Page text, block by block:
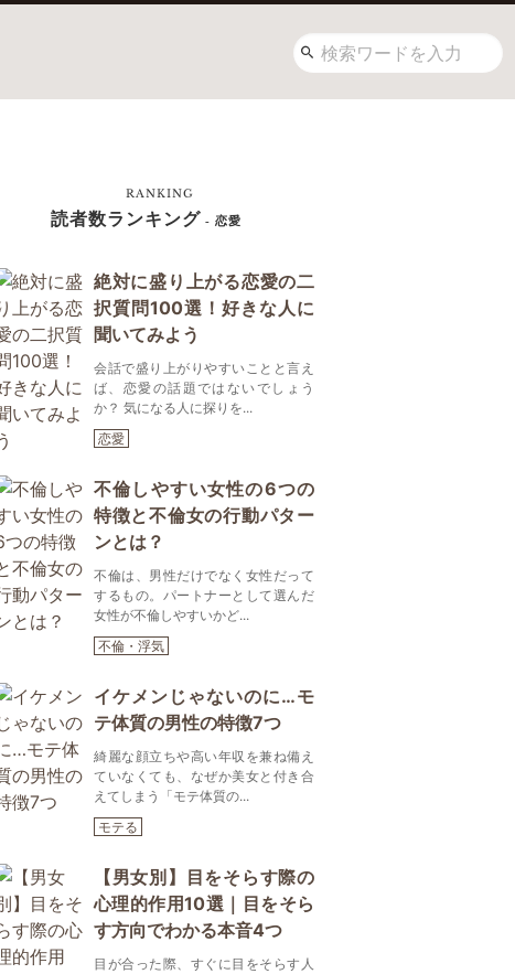
RANKING
読者数ランキング - 恋愛
絶対に盛り上がる恋愛の二
択質問100選！好きな人に
聞いてみよう
会話で盛り上がりやすいことと言え
ば、恋愛の話題ではないでしょう
か？ 気になる人に探りを...
恋愛
不倫しやすい女性の6つの
特徴と不倫女の行動パター
ンとは？
不倫は、男性だけでなく女性だって
するもの。パートナーとして選んだ
女性が不倫しやすいかど...
不倫・浮気
イケメンじゃないのに…モ
テ体質の男性の特徴7つ
綺麗な顔立ちや高い年収を兼ね備え
ていなくても、なぜか美女と付き合
えてしまう「モテ体質の...
モテる
【男女別】目をそらす際の
心理的作用10選｜目をそら
す方向でわかる本音4つ
目が合った際、すぐに目をそらす人